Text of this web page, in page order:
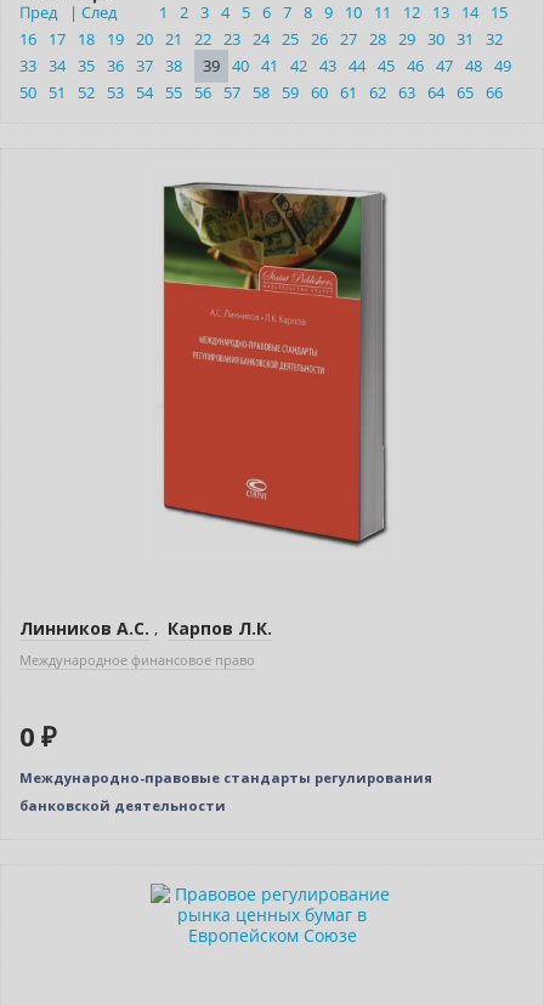
Пред
| След 1 2 3 4 5 6 7 8 9 10 11 12 13 14
15
16
17 18 19 20 21 22 23 24 25 26 27 28 29 30 31
32
33 34 35 36 37 38 39 40 41 42 43 44 45 46 47 48 49
50
51 52 53 54 55 56 57 58 59 60 61 62 63 64 65 66
Линников А.С. , Карпов Л.К.
Международное финансовое право
0 ₽
Международно-правовые стандарты регулирования
банковской деятельности